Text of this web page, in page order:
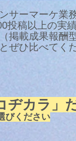
ーマーケ業
投稿以上の実
載成果報酬型
ひ比べてく
ヂカラ
びください